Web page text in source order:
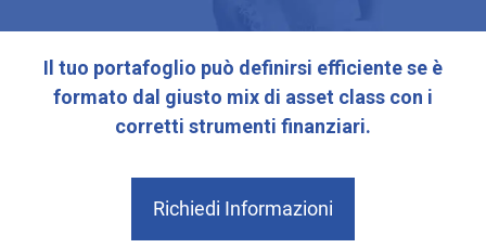
Il tuo portafoglio può definirsi efficiente se è
formato dal giusto mix di asset class con i
corretti strumenti finanziari.
Richiedi Informazioni